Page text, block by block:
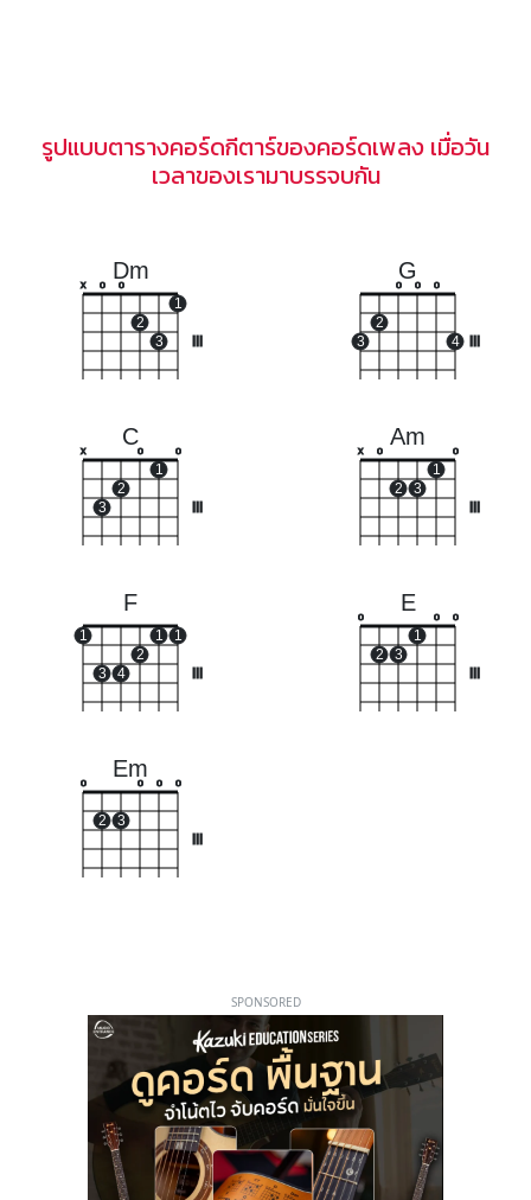
รูปแบบตารางคอร์ดกีตาร์ของคอร์ดเพลง เมื่อวัน
เวลาของเรามาบรรจบกัน
Dm
x o o
2
3
1
G
3
2
o o o
4
C
x
3
2
o
1
o
Am
x o
2 3
1
o
F
1
3 4
2
1 1
E
o
2 3
1
o o
Em
o
2 3
o o o
SPONSORED